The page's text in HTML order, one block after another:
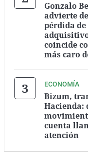
Gonzalo
advierte
pérdida
coincide
más caro
ECONOMÍA
Bizum,
Hacienda:
cuenta
atención